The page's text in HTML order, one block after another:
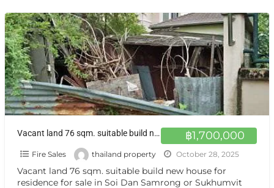
฿1,700,000
Vacant land 76 sqm. suitable build new house ขาย ที่ดินเปล่า ซอย ด่านสำโรง หรือ สุขุมวิท 113
Fire Sales thailand property October 28, 2025
Vacant land 76 sqm. suitable build new house for
residence for sale in Soi Dan Samrong or Sukhumvit